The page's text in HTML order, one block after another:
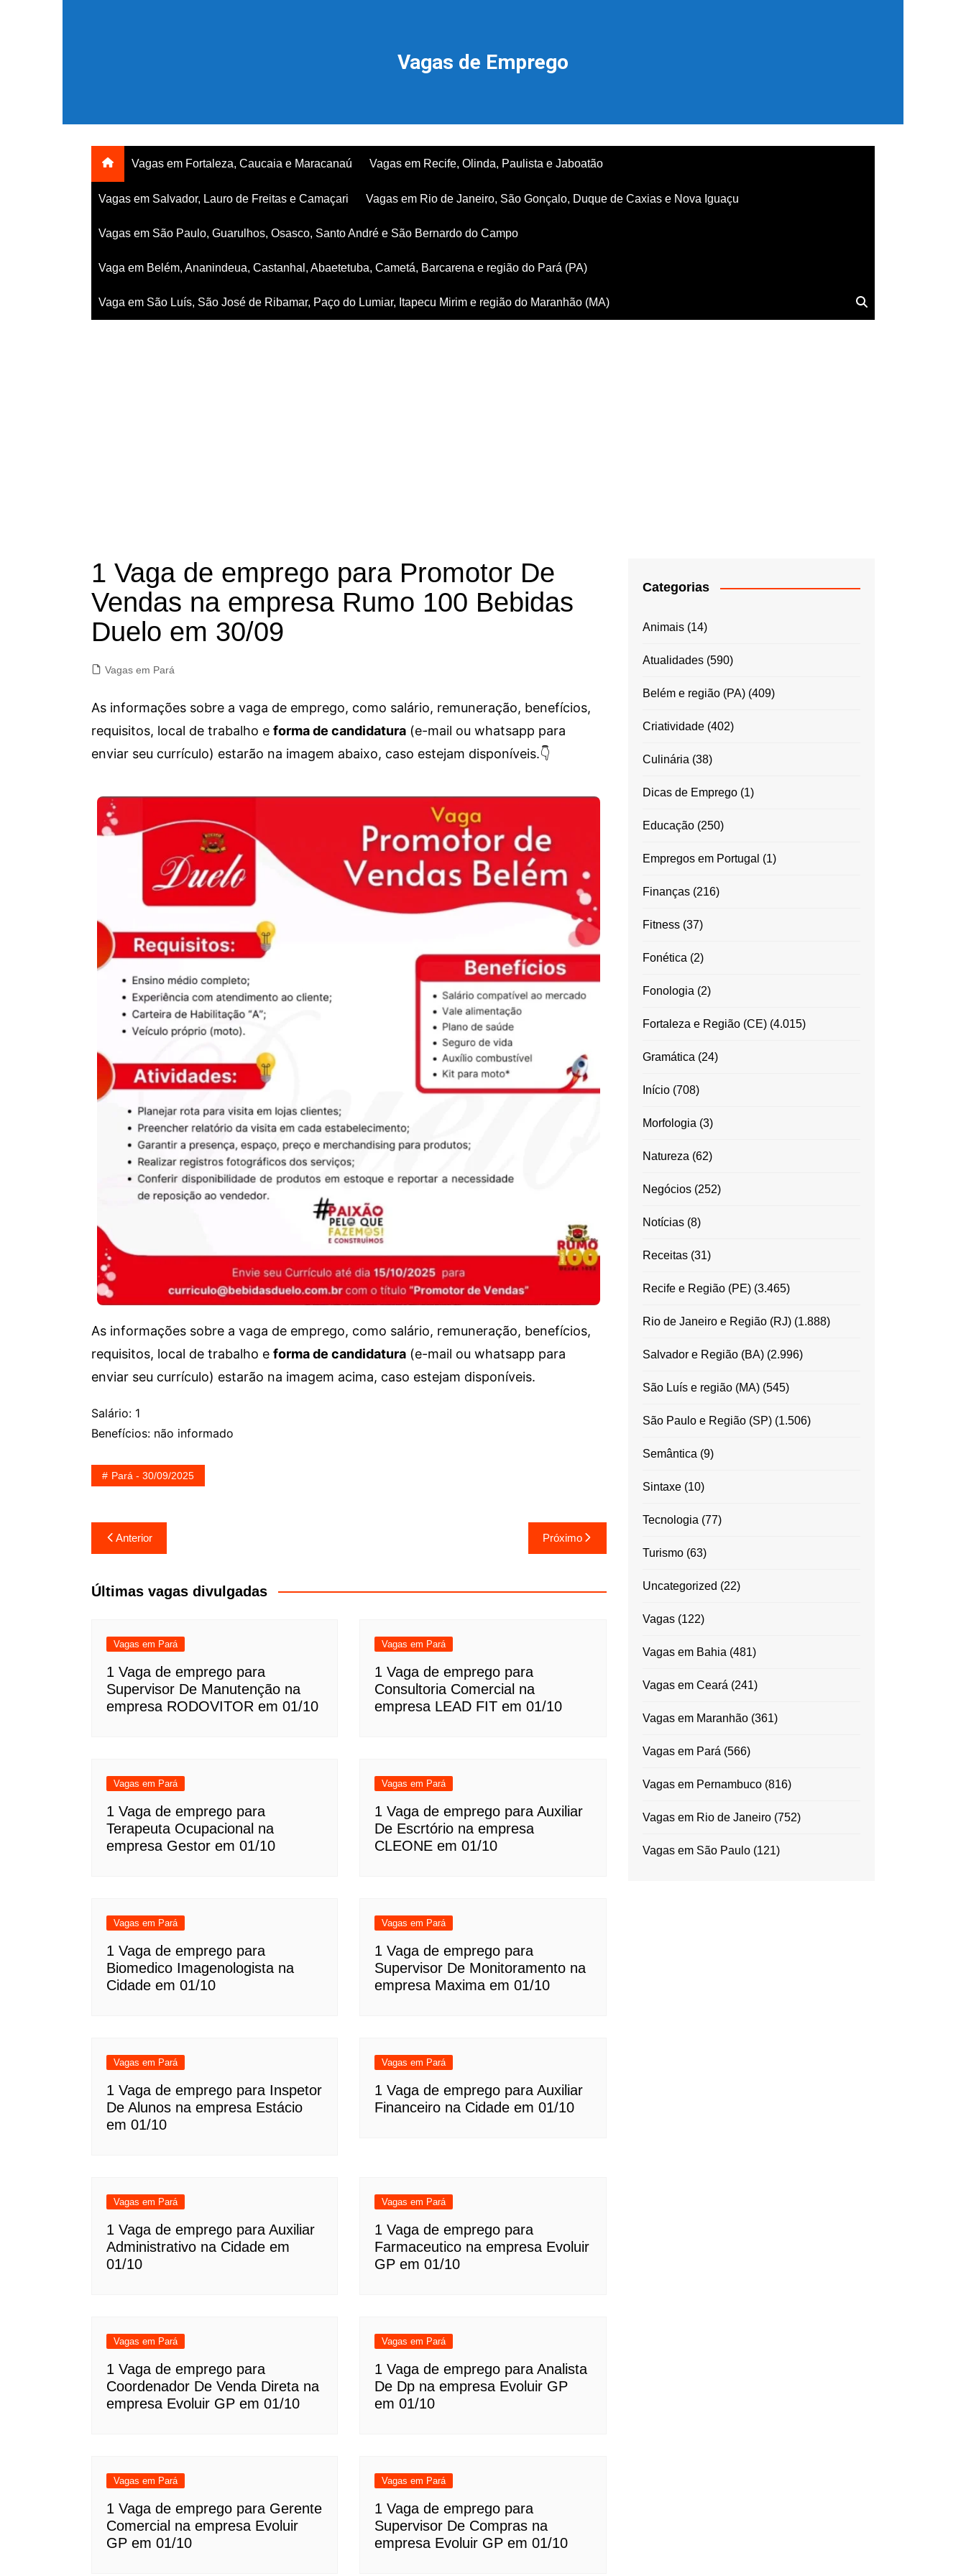
Vagas de Emprego
Vagas em Fortaleza, Caucaia e Maracanaú Vagas em Recife, Olinda, Paulista e Jaboatão
Vagas em Salvador, Lauro de Freitas e Camaçari Vagas em Rio de Janeiro, São Gonçalo, Duque de Caxias e Nova Iguaçu
Vagas em São Paulo, Guarulhos, Osasco, Santo André e São Bernardo do Campo
Vaga em Belém, Ananindeua, Castanhal, Abaetetuba, Cametá, Barcarena e região do Pará (PA)
Vaga em São Luís, São José de Ribamar, Paço do Lumiar, Itapecu Mirim e região do Maranhão (MA)
1 Vaga de emprego para Promotor De
Vendas na empresa Rumo 100 Bebidas
Duelo em 30/09
Vagas em Pará
As informações sobre a vaga de emprego, como salário, remuneração, benefícios,
requisitos, local de trabalho e forma de candidatura (e-mail ou whatsapp para
enviar seu currículo) estarão na imagem abaixo, caso estejam disponíveis.👇
As informações sobre a vaga de emprego, como salário, remuneração, benefícios,
requisitos, local de trabalho e forma de candidatura (e-mail ou whatsapp para
enviar seu currículo) estarão na imagem acima, caso estejam disponíveis.
Salário: 1
Benefícios: não informado
Pará - 30/09/2025
Navegação
de
Post
Anterior Próximo
Últimas vagas divulgadas
Vagas em Pará
1 Vaga de emprego para
Supervisor De Manutenção na
empresa RODOVITOR em 01/10
Vagas em Pará
1 Vaga de emprego para
Consultoria Comercial na
empresa LEAD FIT em 01/10
Vagas em Pará
1 Vaga de emprego para
Terapeuta Ocupacional na
empresa Gestor em 01/10
Vagas em Pará
1 Vaga de emprego para Auxiliar
De Escrtório na empresa
CLEONE em 01/10
Vagas em Pará
1 Vaga de emprego para
Biomedico Imagenologista na
Cidade em 01/10
Vagas em Pará
1 Vaga de emprego para
Supervisor De Monitoramento na
empresa Maxima em 01/10
Vagas em Pará
1 Vaga de emprego para Inspetor
De Alunos na empresa Estácio
em 01/10
Vagas em Pará
1 Vaga de emprego para Auxiliar
Financeiro na Cidade em 01/10
Vagas em Pará
1 Vaga de emprego para Auxiliar
Administrativo na Cidade em
01/10
Vagas em Pará
1 Vaga de emprego para
Farmaceutico na empresa Evoluir
GP em 01/10
Vagas em Pará
1 Vaga de emprego para
Coordenador De Venda Direta na
empresa Evoluir GP em 01/10
Vagas em Pará
1 Vaga de emprego para Analista
De Dp na empresa Evoluir GP
em 01/10
Vagas em Pará
1 Vaga de emprego para Gerente
Comercial na empresa Evoluir
GP em 01/10
Vagas em Pará
1 Vaga de emprego para
Supervisor De Compras na
empresa Evoluir GP em 01/10
Categorias
Animais(14)
Atualidades(590)
Belém e região (PA)(409)
Criatividade(402)
Culinária (38)
Dicas de Emprego(1)
Educação(250)
Empregos em Portugal (1)
Finanças(216)
Fitness(37)
Fonética (2)
Fonologia (2)
Fortaleza e Região (CE)(4.015)
Gramática (24)
Início(708)
Morfologia (3)
Natureza (62)
Negócios(252)
Notícias(8)
Receitas(31)
Recife e Região (PE)(3.465)
Rio de Janeiro e Região (RJ)(1.888)
Salvador e Região (BA)(2.996)
São Luís e região (MA)(545)
São Paulo e Região (SP)(1.506)
Semântica (9)
Sintaxe(10)
Tecnologia (77)
Turismo(63)
Uncategorized (22)
Vagas(122)
Vagas em Bahia (481)
Vagas em Ceará (241)
Vagas em Maranhão(361)
Vagas em Pará (566)
Vagas em Pernambuco(816)
Vagas em Rio de Janeiro(752)
Vagas em São Paulo(121)